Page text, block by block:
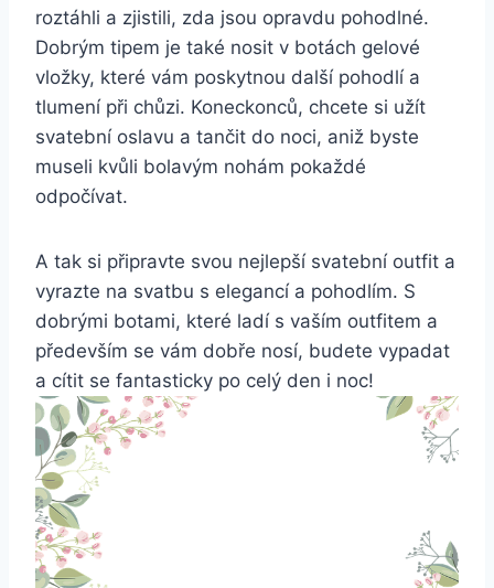
roztáhli a ​zjistili, zda jsou opravdu pohodlné.
Dobrým tipem je také nosit v⁤ botách gelové
⁤vložky, které vám poskytnou další pohodlí a
tlumení při chůzi. ⁤Koneckonců, chcete si užít
svatební oslavu a⁤ tančit‍ do noci, aniž byste
museli kvůli bolavým nohám pokaždé ​
odpočívat.
A tak si ​připravte svou ‌nejlepší ⁤svatební outfit a
vyrazte na svatbu⁤ s elegancí a pohodlím. S
dobrými ​botami, které ladí s vaším outfitem a
především se ​vám⁢ dobře nosí, budete ​vypadat⁣
a cítit se fantasticky po celý den i noc!